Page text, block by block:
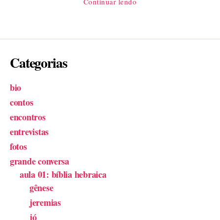
Categorias
bio
contos
encontros
entrevistas
fotos
grande conversa
aula 01: bíblia hebraica
gênese
jeremias
jó